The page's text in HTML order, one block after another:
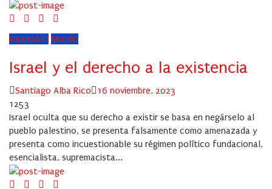
Impunidad Mundo
Israel y el derecho a la existencia
Author
Santiago Alba Rico
Posted
16 noviembre, 2023
1253
Israel oculta que su derecho a existir se basa en negárselo al
pueblo palestino, se presenta falsamente como amenazada y
presenta como incuestionable su régimen político fundacional,
esencialista, supremacista...